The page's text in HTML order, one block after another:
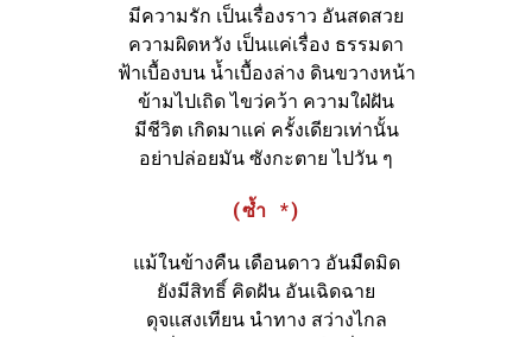
มีความรัก เป็นเรื่องราว อันสดสวย
ความผิดหวัง เป็นแค่เรื่อง ธรรมดา
ฟ้าเบื้องบน น้ำเบื้องล่าง ดินขวางหน้า
ข้ามไปเถิด ไขว่คว้า ความใฝ่ฝัน
มีชีวิต เกิดมาแค่ ครั้งเดียวเท่านั้น
อย่าปล่อยมัน ซังกะตาย ไปวัน ๆ
(ซ้ำ *)
แม้ในข้างคืน เดือนดาว อันมืดมิด
ยังมีสิทธิ์ คิดฝัน อันเฉิดฉาย
ดุจแสงเทียน นำทาง สว่างไกล